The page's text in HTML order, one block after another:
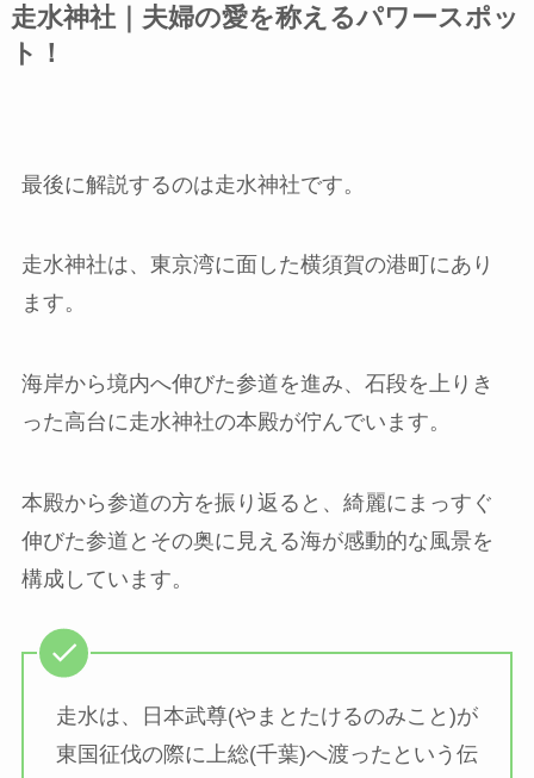
走水神社｜夫婦の愛を称えるパワースポッ
ト！
最後に解説するのは走水神社です。
走水神社は、東京湾に面した横須賀の港町にあり
ます。
海岸から境内へ伸びた参道を進み、石段を上りき
った高台に走水神社の本殿が佇んでいます。
本殿から参道の方を振り返ると、綺麗にまっすぐ
伸びた参道とその奥に見える海が感動的な風景を
構成しています。
走水は、日本武尊(やまとたけるのみこと)が
東国征伐の際に上総(千葉)へ渡ったという伝